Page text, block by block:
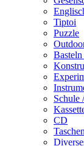
Tiptoi
Puzzle
Schule
CD